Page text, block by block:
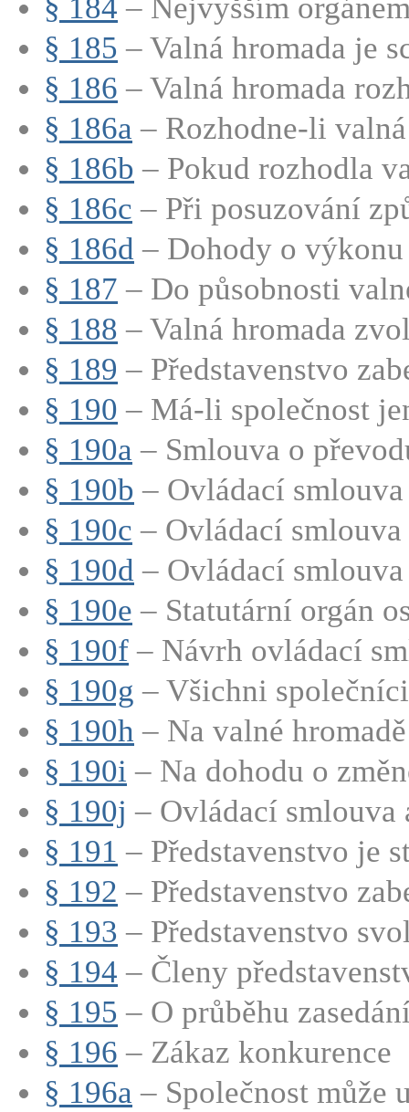
§ 184 – Nejvyšším
§ 185 – Valná hromada je
§ 186 – Valná hromada
§ 186a – Rozhodne-li
§ 186b – Pokud rozhodla
§ 186c – Při posuzování
§ 186d – Dohody o
§ 187 – Do působnosti
§ 188 – Valná hromada
§ 189 – Představenstvo
§ 190 – Má-li společnost
§ 190a – Smlouva o
§ 190b – Ovládací smlouva
§ 190c – Ovládací
§ 190d – Ovládací
§ 190e – Statutární orgán
§ 190f – Návrh ovládací
§ 190g – Všichni
§ 190h – Na valné
§ 190i – Na dohodu o
§ 190j – Ovládací smlouva
§ 191 – Představenstvo je
§ 192 – Představenstvo
§ 193 – Představenstvo
§ 194 – Členy
§ 195 – O průběhu
§ 196 – Zákaz konkurence
§ 196a – Společnost může